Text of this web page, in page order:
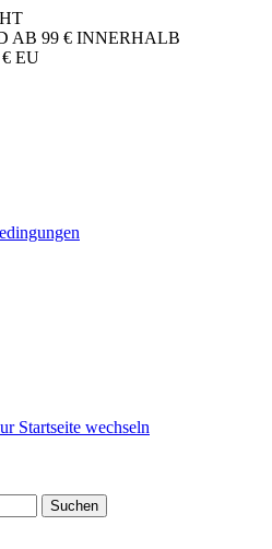
AB 99 € INNERHALB
EU
Suchen